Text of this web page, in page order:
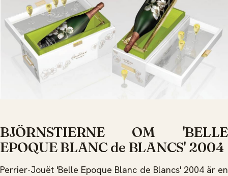
BJÖRNSTIERNE OM 'BELLE
EPOQUE BLANC de BLANCS' 2004
Perrier-­Jouët 'Belle Epoque Blanc de Blancs' 2004 är en